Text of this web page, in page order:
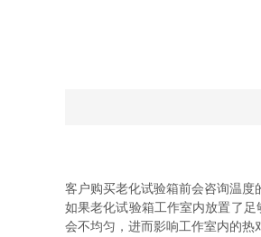
客户购买老化试验箱前会咨询温
如果老化试验箱工作室内放置了
会不均匀，进而影响工作室内的